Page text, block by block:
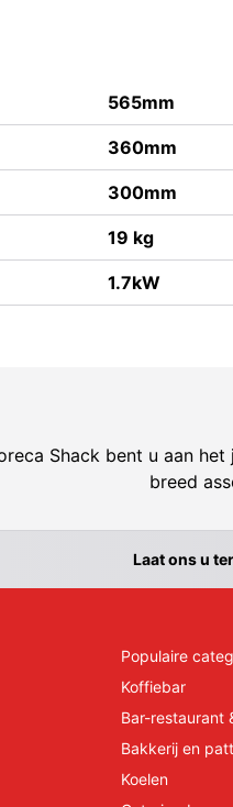
565mm
360mm
300mm
19 kg
1.7kW
Shack bent u aan
breed
Laat ons u
Populaire
Koffiebar
Bar-restaurant
Bakkerij en
Koelen